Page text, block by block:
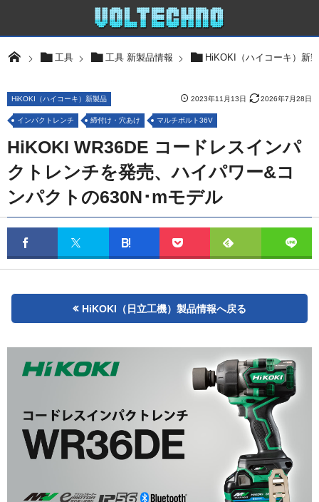
工具 工具 新製品情報 HiKOKI（ハイコーキ）新
2023年11月13日 2026年7月28日
HiKOKI（ハイコーキ）新製品
インパクトレンチ 締付け・穴あけ マルチボルト36V
HiKOKI WR36DE コードレスインパ
クトレンチを発売、ハイパワー&コ
ンパクトの630N･mモデル
HiKOKI（日立工機）製品情報へ戻る